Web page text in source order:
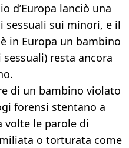
d’Europa lanciò una
sessuali sui minori, e il
in Europa un bambino
resta ancora
di un bambino violato
forensi stentano a
volte le parole di
o torturata come